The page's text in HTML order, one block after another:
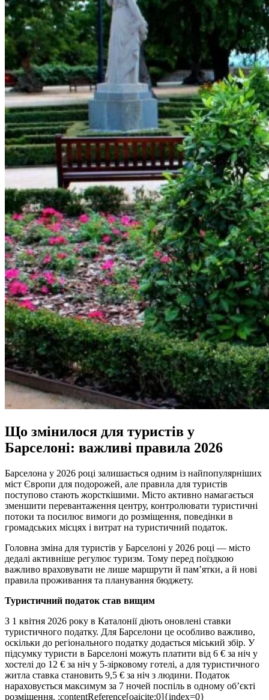
Що змінилося для туристів у
Барселоні: важливі правила 2026
Барселона у 2026 році залишається одним із найпопулярніших
міст Європи для подорожей, але правила для туристів
поступово стають жорсткішими. Місто активно намагається
зменшити перевантаження центру, контролювати туристичні
потоки та посилює вимоги до розміщення, поведінки в
громадських місцях і витрат на туристичний податок.
Головна зміна для туристів у Барселоні у 2026 році — місто
дедалі активніше регулює туризм. Тому перед поїздкою
важливо враховувати не лише маршрути й пам’ятки, а й нові
правила проживання та планування бюджету.
Туристичний податок став вищим
З 1 квітня 2026 року в Каталонії діють оновлені ставки
туристичного податку. Для Барселони це особливо важливо,
оскільки до регіонального податку додається міський збір. У
підсумку туристи в Барселоні можуть платити від 6 € за ніч у
хостелі до 12 € за ніч у 5-зірковому готелі, а для туристичного
житла ставка становить 9,5 € за ніч з людини. Податок
нараховується максимум за 7 ночей поспіль в одному об’єкті
розміщення. :contentReference[oaicite:0]{index=0}